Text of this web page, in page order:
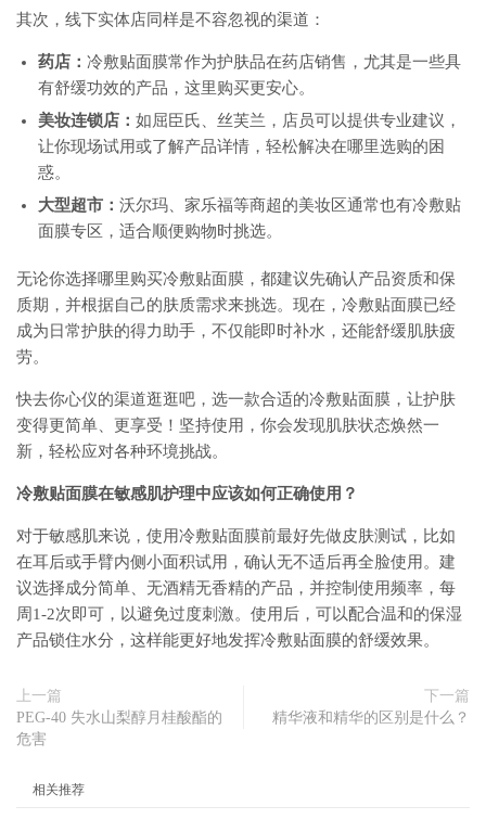
其次，线下实体店同样是不容忽视的渠道：
药店： 冷敷贴面膜常作为护肤品在药店销售，尤其是一些具
有舒缓功效的产品，这里购买更安心。
美妆连锁店： 如屈臣氏、丝芙兰，店员可以提供专业建议，
让你现场试用或了解产品详情，轻松解决在哪里选购的困
惑。
大型超市： 沃尔玛、家乐福等商超的美妆区通常也有冷敷贴
面膜专区，适合顺便购物时挑选。
无论你选择哪里购买冷敷贴面膜，都建议先确认产品资质和保
质期，并根据自己的肤质需求来挑选。现在，冷敷贴面膜已经
成为日常护肤的得力助手，不仅能即时补水，还能舒缓肌肤疲
劳。
快去你心仪的渠道逛逛吧，选一款合适的冷敷贴面膜，让护肤
变得更简单、更享受！坚持使用，你会发现肌肤状态焕然一
新，轻松应对各种环境挑战。
冷敷贴面膜在敏感肌护理中应该如何正确使用？
对于敏感肌来说，使用冷敷贴面膜前最好先做皮肤测试，比如
在耳后或手臂内侧小面积试用，确认无不适后再全脸使用。建
议选择成分简单、无酒精无香精的产品，并控制使用频率，每
周1-2次即可，以避免过度刺激。使用后，可以配合温和的保湿
产品锁住水分，这样能更好地发挥冷敷贴面膜的舒缓效果。
上一篇
PEG-40 失水山梨醇月桂酸酯的
危害
下一篇
精华液和精华的区别是什么？
相关推荐